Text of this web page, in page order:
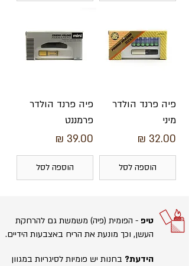
פיה פרנד הולדר
מיני
מחיר
הוספה לסל
פיה פרנד הולדר
פרמננט
מחיר
הוספה לסל
טיפ - הפומית (פיה) משמשת גם להרחקת
העשן, וכך מונעת את הריח באצבעות הידיים.
הידעת? בחנות יש פומיות לסיגריות במגוון